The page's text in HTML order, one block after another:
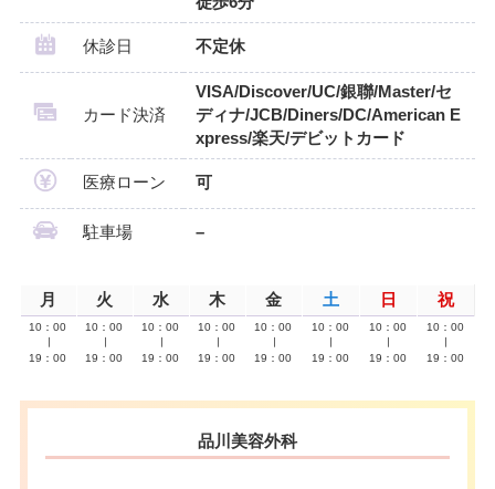
休診日 不定休
カード決済
VISA/Discover/UC/銀聯/Master/セ
ディナ/JCB/Diners/DC/American E
xpress/楽天/デビットカード
医療ローン 可
駐車場 –
月 火 水 木 金 土 日 祝
10：00
19：00
10：00
19：00
10：00
19：00
10：00
19：00
10：00
19：00
10：00
19：00
10：00
19：00
10：00
19：00
品川美容外科